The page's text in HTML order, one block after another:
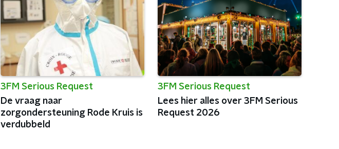
3FM Serious Request
De vraag naar
zorgondersteuning Rode Kruis is
verdubbeld
3FM Serious Request
Lees hier alles over 3FM Serious
Request 2026